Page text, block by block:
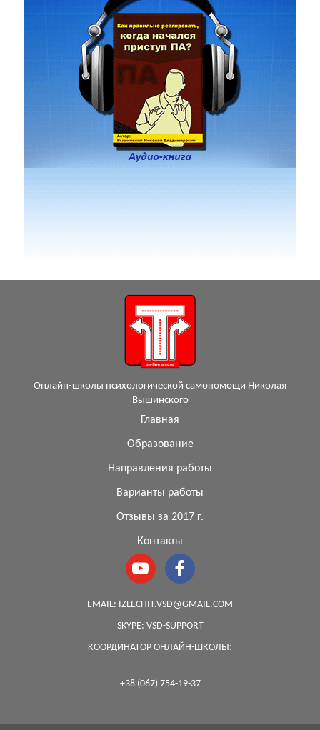
Онлайн-школы психологической самопомощи Николая
Вышинского
Главная
Образование
Направления работы
Варианты работы
Отзывы за 2017 г.
Контакты
EMAIL: IZLECHIT.VSD@GMAIL.COM
SKYPE: VSD-SUPPORT
КООРДИНАТОР ОНЛАЙН-ШКОЛЫ:
+38 (067) 754-19-37